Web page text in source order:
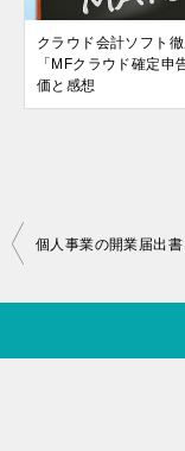
クラウド会計ソフト徹
「MFクラウド確定申
価と感想
投
ビ